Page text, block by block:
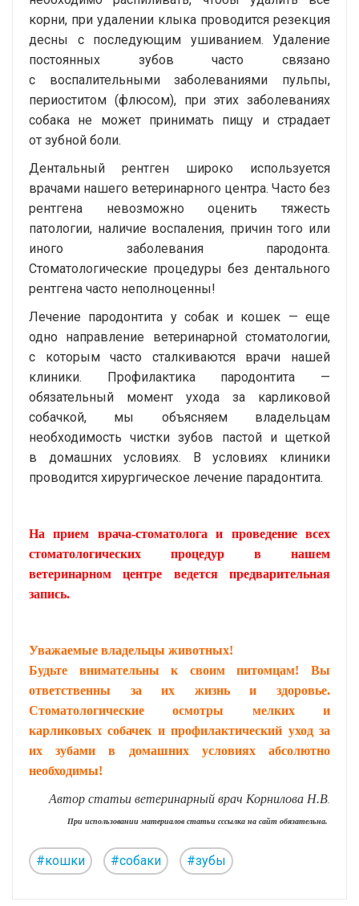
корни, при удалении клыка проводится резекция
десны с последующим ушиванием. Удаление
постоянных зубов часто связано
с воспалительными заболеваниями пульпы,
периоститом (флюсом), при этих заболеваниях
собака не может принимать пищу и страдает
от зубной боли.
Дентальный рентген широко используется
врачами нашего ветеринарного центра. Часто без
рентгена невозможно оценить тяжесть
патологии, наличие воспаления, причин того или
иного заболевания пародонта.
Стоматологические процедуры без дентального
рентгена часто неполноценны!
Лечение пародонтита у собак и кошек — еще
одно направление ветеринарной стоматологии,
с которым часто сталкиваются врачи нашей
клиники. Профилактика пародонтита —
обязательный момент ухода за карликовой
собачкой, мы объясняем владельцам
необходимость чистки зубов пастой и щеткой
в домашних условиях. В условиях клиники
проводится хирургическое лечение парадонтита.
На прием врача-стоматолога и проведение всех
стоматологических процедур в нашем
ветеринарном центре ведется предварительная
запись.
Уважаемые владельцы животных!
Будьте внимательны к своим питомцам! Вы
ответственны за их жизнь и здоровье.
Стоматологические осмотры мелких и
карликовых собачек и профилактический уход за
их зубами в домашних условиях абсолютно
необходимы!
Автор статьи ветеринарный врач Корнилова Н.В.
При использовании материалов статьи сссылка на сайт обязательна.
#кошки #собаки #зубы